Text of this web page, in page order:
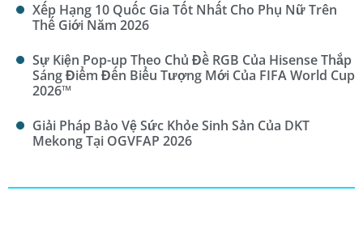
Xếp Hạng 10 Quốc Gia Tốt Nhất Cho Phụ Nữ Trên
Thế Giới Năm 2026
Sự Kiện Pop-up Theo Chủ Đề RGB Của Hisense Thắp
Sáng Điểm Đến Biểu Tượng Mới Của FIFA World Cup
2026™
Giải Pháp Bảo Vệ Sức Khỏe Sinh Sản Của DKT
Mekong Tại OGVFAP 2026